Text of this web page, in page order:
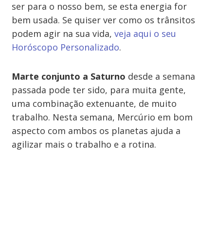
ser para o nosso bem, se esta energia for
bem usada. Se quiser ver como os trânsitos
podem agir na sua vida, veja aqui o seu
Horóscopo Personalizado.
Marte conjunto a Saturno desde a semana
passada pode ter sido, para muita gente,
uma combinação extenuante, de muito
trabalho. Nesta semana, Mercúrio em bom
aspecto com ambos os planetas ajuda a
agilizar mais o trabalho e a rotina.